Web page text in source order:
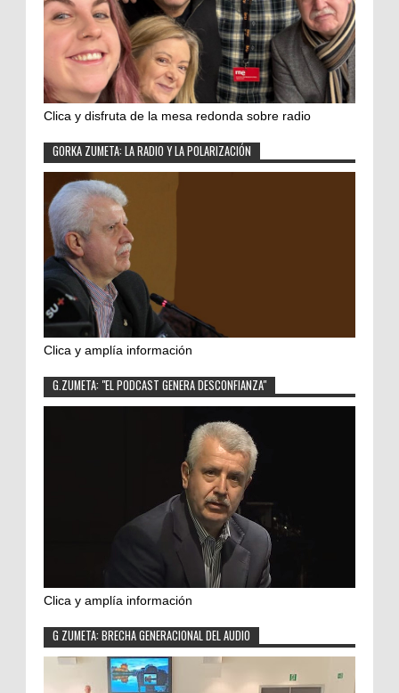
Clica y disfruta de la mesa redonda sobre radio
GORKA ZUMETA: LA RADIO Y LA POLARIZACIÓN
Clica y amplía información
G.ZUMETA: "EL PODCAST GENERA DESCONFIANZA"
Clica y amplía información
G ZUMETA: BRECHA GENERACIONAL DEL AUDIO